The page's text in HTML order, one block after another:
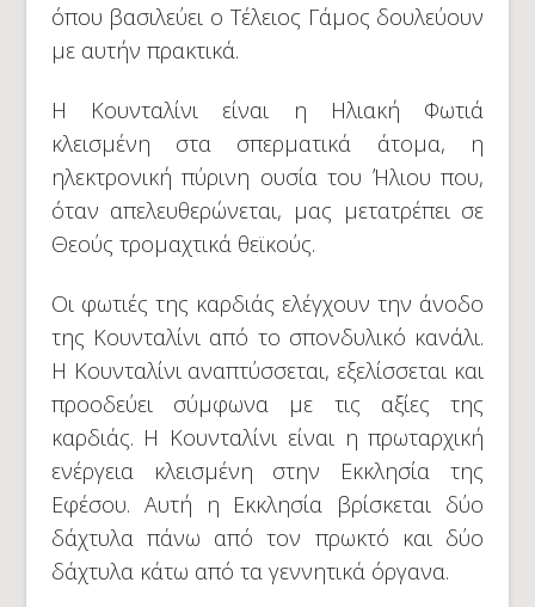
όπου βασιλεύει ο Τέλειος Γάμος δουλεύουν
με αυτήν πρακτικά.
Η Κουνταλίνι είναι η Ηλιακή Φωτιά
κλεισμένη στα σπερματικά άτομα, η
ηλεκτρονική πύρινη ουσία του Ήλιου που,
όταν απελευθερώνεται, μας μετατρέπει σε
Θεούς τρομαχτικά θεϊκούς.
Οι φωτιές της καρδιάς ελέγχουν την άνοδο
της Κουνταλίνι από το σπονδυλικό κανάλι.
Η Κουνταλίνι αναπτύσσεται, εξελίσσεται και
προοδεύει σύμφωνα με τις αξίες της
καρδιάς. Η Κουνταλίνι είναι η πρωταρχική
ενέργεια κλεισμένη στην Εκκλησία της
Εφέσου. Αυτή η Εκκλησία βρίσκεται δύο
δάχτυλα πάνω από τον πρωκτό και δύο
δάχτυλα κάτω από τα γεννητικά όργανα.